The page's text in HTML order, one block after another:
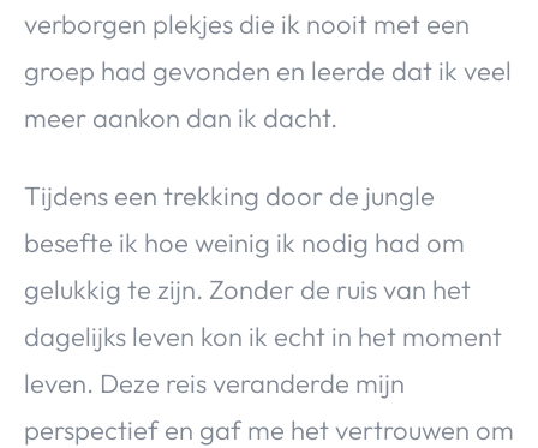
verborgen plekjes die ik nooit met een
groep had gevonden en leerde dat ik veel
meer aankon dan ik dacht.
Tijdens een trekking door de jungle
besefte ik hoe weinig ik nodig had om
gelukkig te zijn. Zonder de ruis van het
dagelijks leven kon ik echt in het moment
leven. Deze reis veranderde mijn
perspectief en gaf me het vertrouwen om